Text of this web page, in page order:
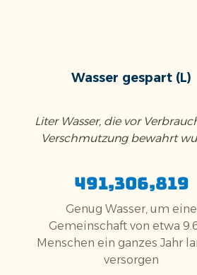
Wasser gespart (L)
Liter Wasser, die vor
Verschmutzung bewahrt
491,306,819
Genug Wasser, um eine
Gemeinschaft von etwa
Menschen ein ganzes Jahr
versorgen